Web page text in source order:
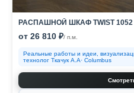
РАСПАШНОЙ ШКАФ TWIST 1052
от 26 810 ₽/ п.м.
Реальные работы и идеи,
технолог Ткачук А.А· Columbus